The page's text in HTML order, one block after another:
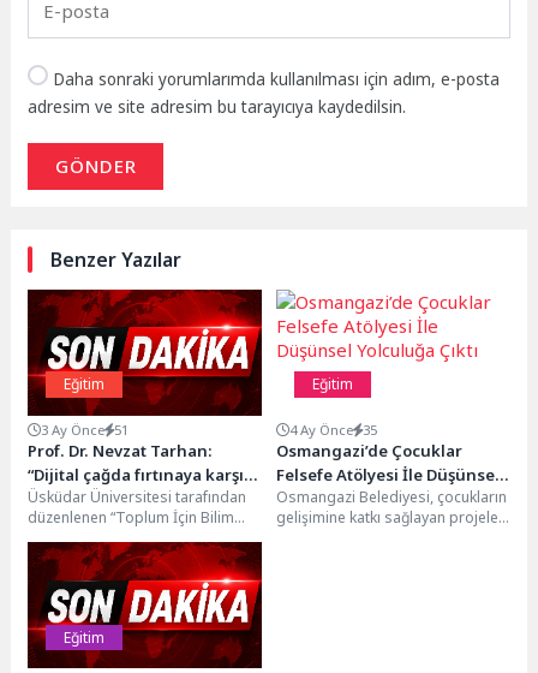
Daha sonraki yorumlarımda kullanılması için adım, e-posta
adresim ve site adresim bu tarayıcıya kaydedilsin.
GÖNDER
Benzer Yazılar
Eğitim
3 Ay Önce 51
Prof. Dr. Nevzat Tarhan:
“Dijital çağda fırtınaya karşı
deve gibi dayanıklı olmalıyız!”
Üsküdar Üniversitesi tarafından
düzenlenen “Toplum İçin Bilim
Eğitim Seminerleri”nin dördüncü
oturumu, Üsküdar Üniversitesi
Kurucu Rektörü,...
Eğitim
4 Ay Önce 35
Osmangazi’de Çocuklar
Felsefe Atölyesi İle Düşünsel
Yolculuğa Çıktı
Osmangazi Belediyesi, çocukların
gelişimine katkı sağlayan projeler
Eğitim